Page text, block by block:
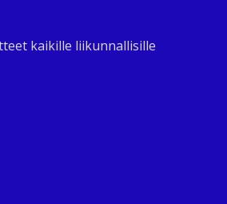
kaikille liikunnallisille